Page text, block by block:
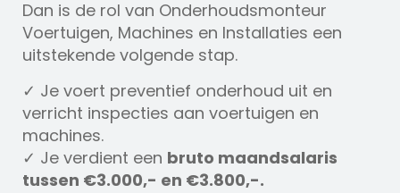
Dan is de rol van Onderhoudsmonteur
Voertuigen, Machines en Installaties een
uitstekende volgende stap.
✓ Je voert preventief onderhoud uit en
verricht inspecties aan voertuigen en
machines.
✓ Je verdient een bruto maandsalaris
tussen €3.000,- en €3.800,-.